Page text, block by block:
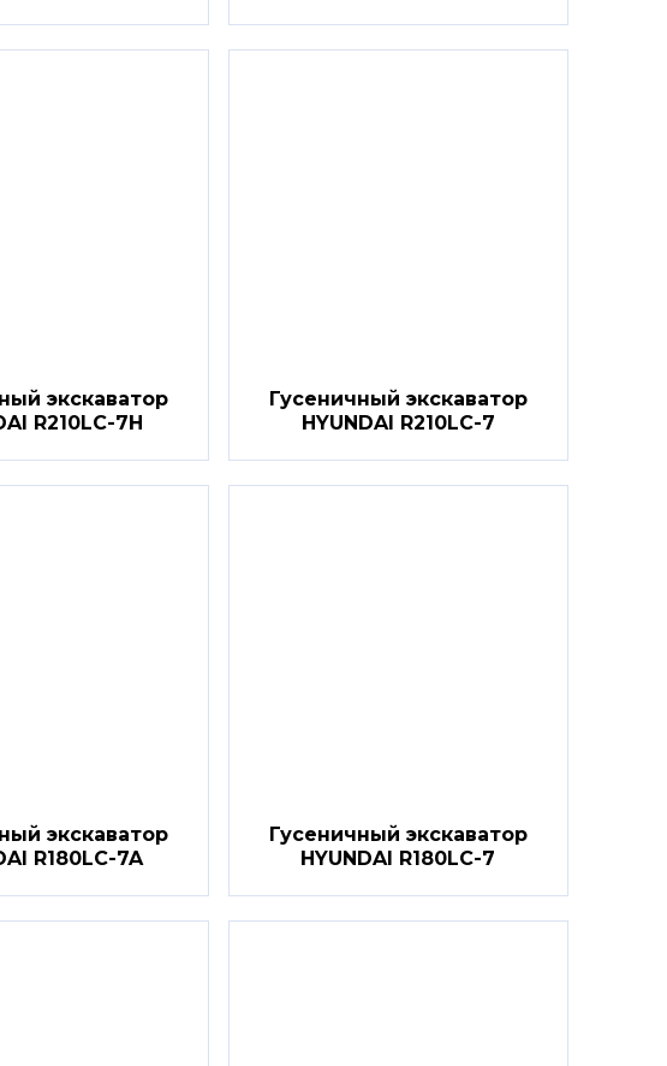
экскаватор
R210LC-7H
Гусеничный экскаватор
HYUNDAI R210LC-7
экскаватор
R180LC-7A
Гусеничный экскаватор
HYUNDAI R180LC-7